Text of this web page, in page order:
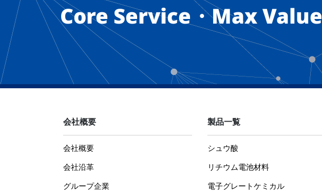
Core Service・Max Value
会社概要
会社概要
会社沿革
グループ企業
製品一覧
シュウ酸
リチウム電池材料
電子グレートケミカル